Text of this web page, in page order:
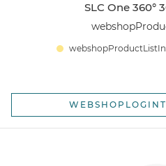
SLC One 360°